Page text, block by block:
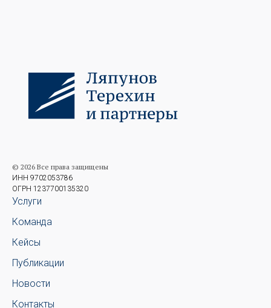
© 2026 Все права защищены
ИНН 9702053786
ОГРН 1237700135320
Услуги
Команда
Кейсы
Публикации
Новости
Контакты